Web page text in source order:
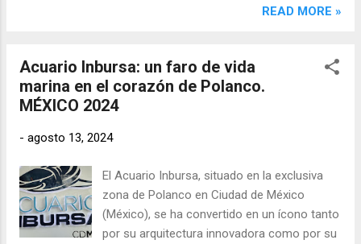
Mayores", esta obra monumental no solo es
marcado la historia de México y el mundo. A
través de una combinación de hiperrealismo
y técnicas mixtas, Cauduro expone de
crueldad de los sistemas de justicia.
READ MORE »
Acuario Inbursa: un faro de vida
marina en el corazón de Polanco.
MÉXICO 2024
- agosto 13, 2024
El Acuario Inbursa, situado en la exclusiva
zona de Polanco en Ciudad de México
(México), se ha convertido en un ícono tanto
por su arquitectura innovadora como por su